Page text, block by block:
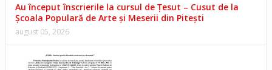
Au început înscrierile la cursul de Țesut – Cusut de la
Școala Populară de Arte și Meserii din Pitești
august 05, 2026